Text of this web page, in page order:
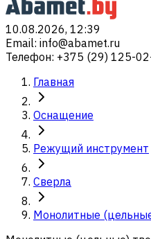
10.08.2026, 12:39
Email: info@abamet.ru
Телефон: +375 (29) 125-
Главная
Оснащение
Режущий инструмент
Сверла
Монолитные